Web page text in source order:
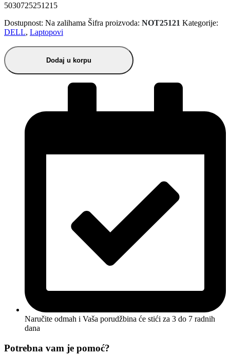
5030725251215
Dostupnost: Na zalihama Šifra proizvoda: NOT25121 Kategorije:
DELL, Laptopovi
Dodaj u korpu
Naručite odmah i Vaša porudžbina će stići za 3 do 7 radnih
dana
Potrebna vam je pomoć?